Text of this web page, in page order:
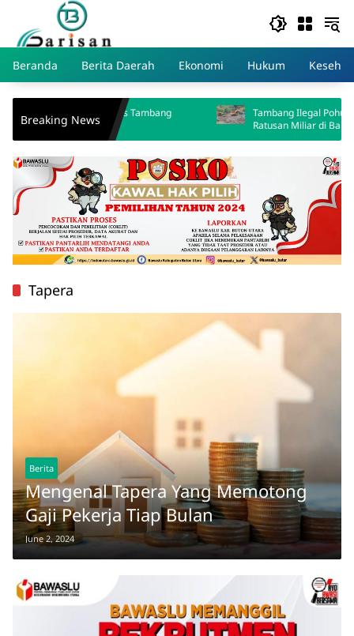
content
Beranda
Berita Daerah Ekonomi Hukum
Breaking News
Tegas Tambang
Tambang Ilegal Pohuwato: Bisnis Gelap
Ratusan Miliar di Balik Deru Ekskavator
Tapera
Berita
Mengenal Tapera Yang Memotong
Gaji Pekerja Tiap Bulan
June 2, 2024